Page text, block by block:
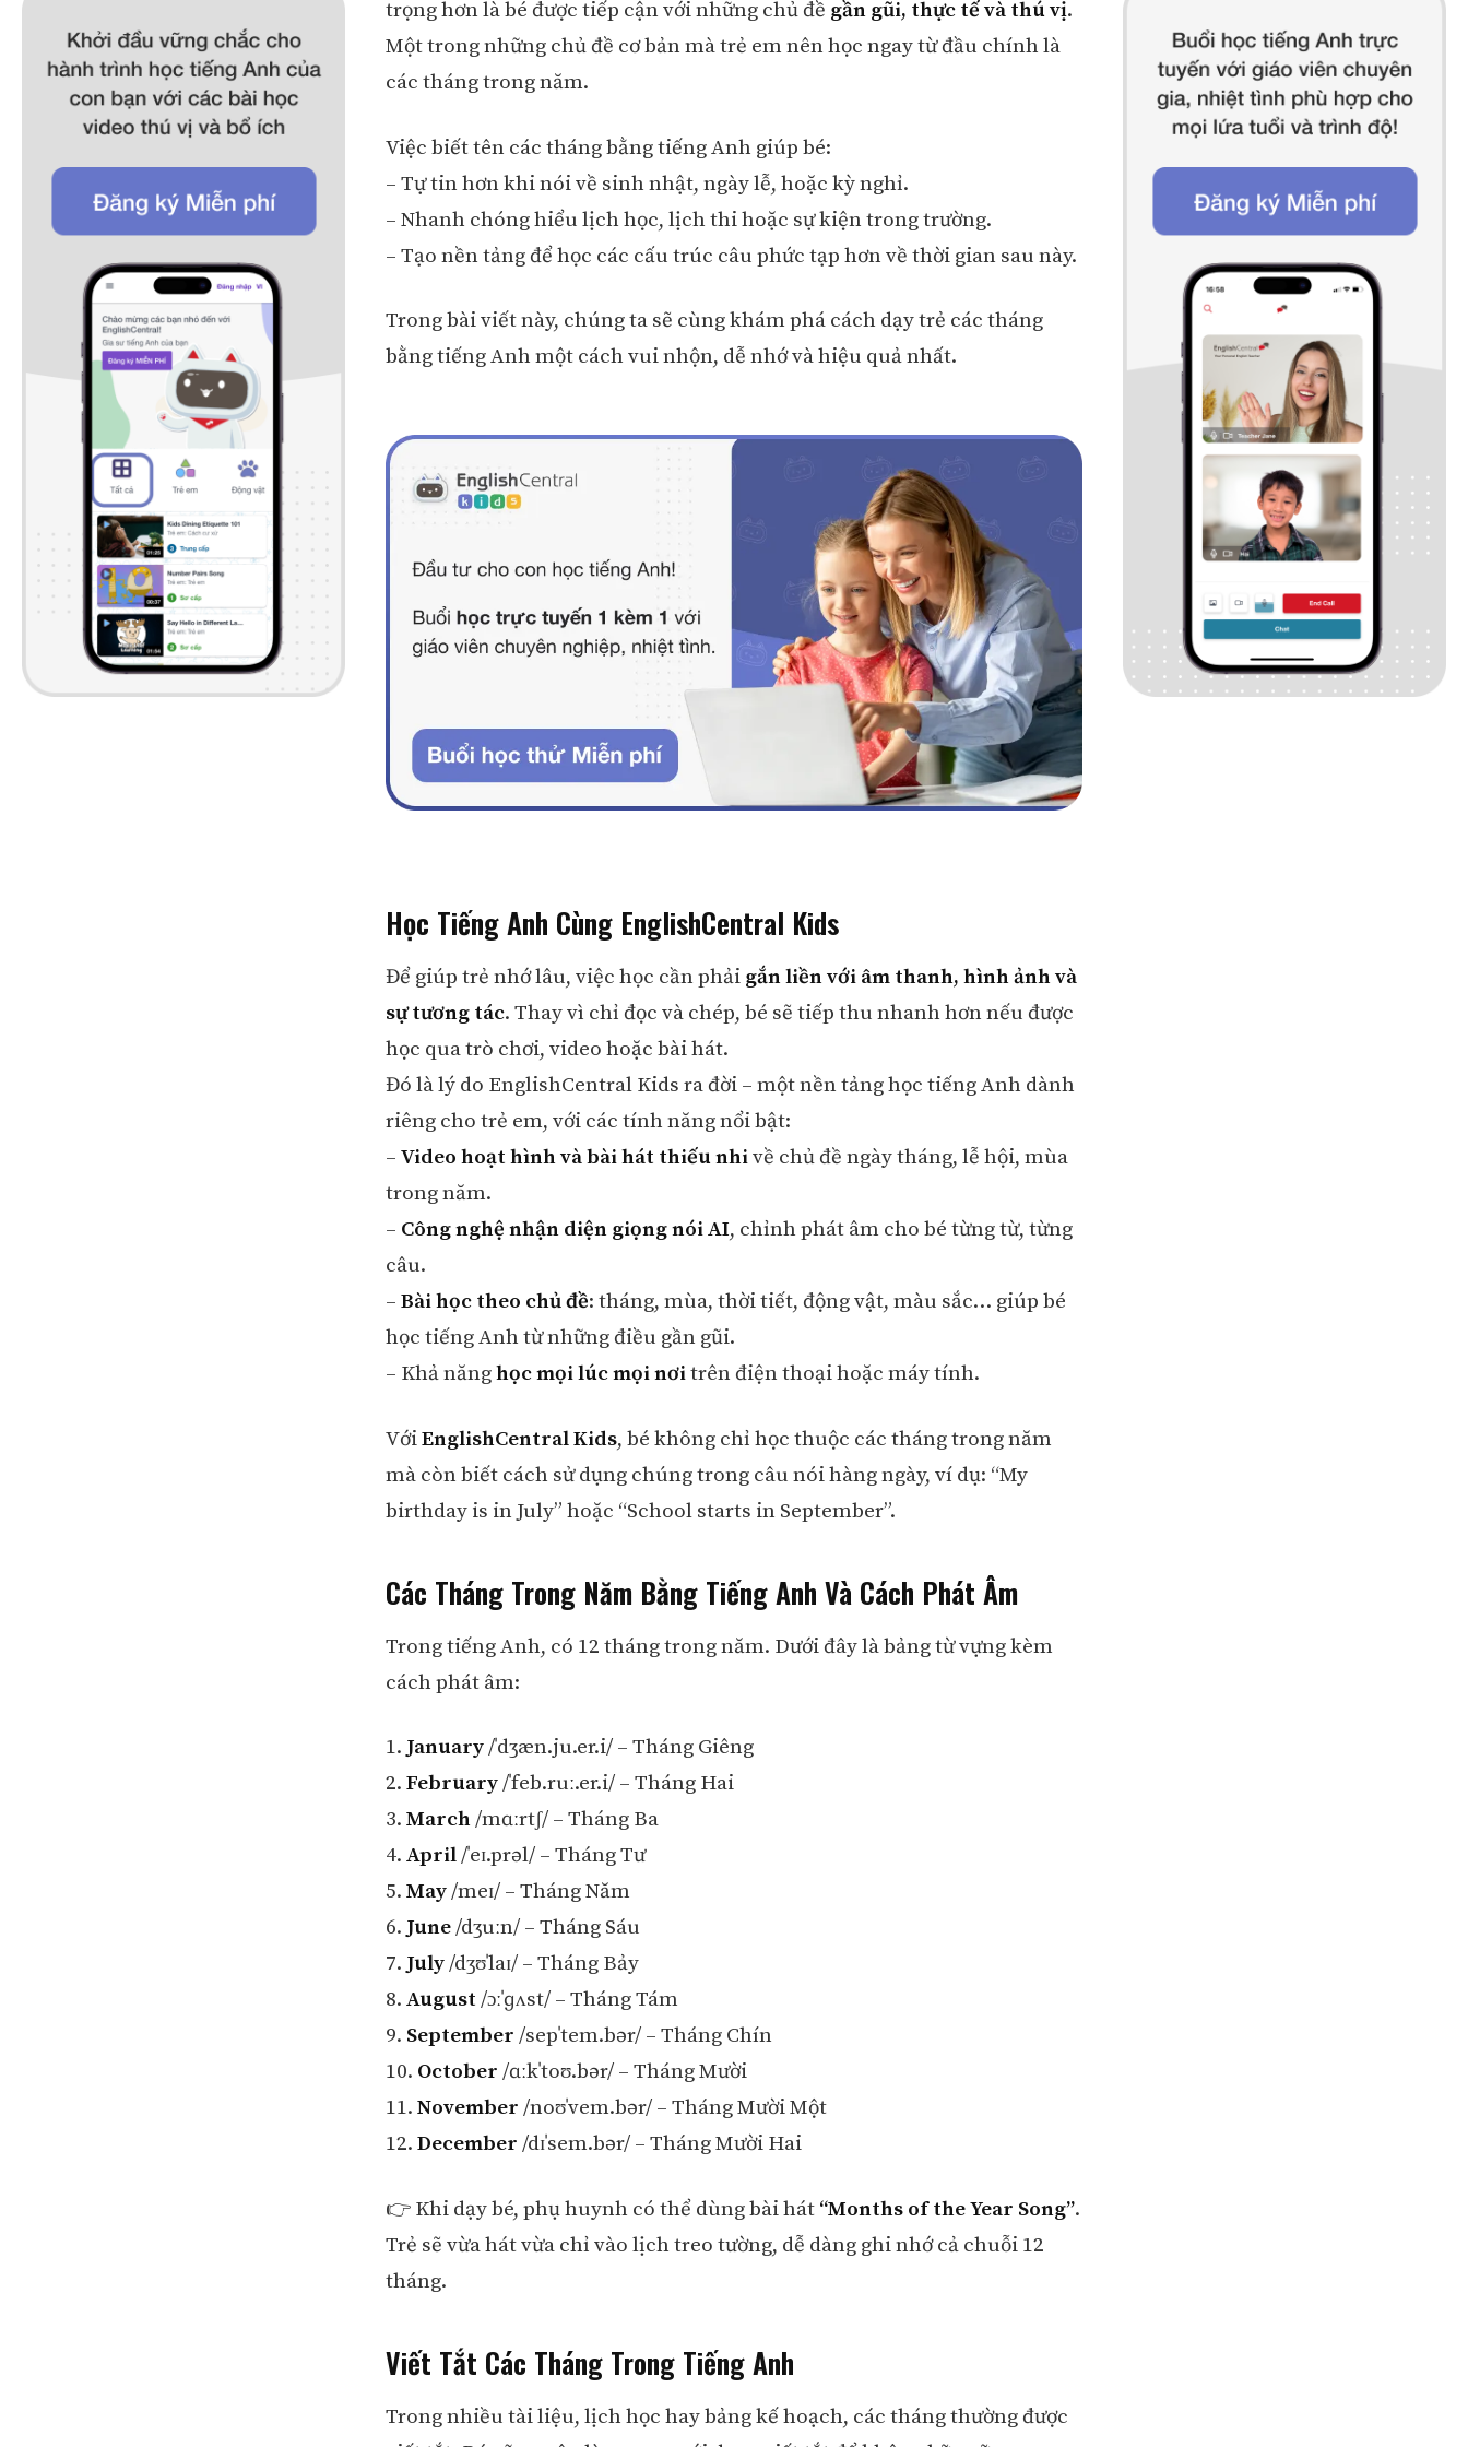
trọng hơn là bé được tiếp cận với những chủ đề gần gũi, thực tế và thú vị.
Một trong những chủ đề cơ bản mà trẻ em nên học ngay từ đầu chính là
các tháng trong năm.
Việc biết tên các tháng bằng tiếng Anh giúp bé:
– Tự tin hơn khi nói về sinh nhật, ngày lễ, hoặc kỳ nghỉ.
– Nhanh chóng hiểu lịch học, lịch thi hoặc sự kiện trong trường.
– Tạo nền tảng để học các cấu trúc câu phức tạp hơn về thời gian sau này.
Trong bài viết này, chúng ta sẽ cùng khám phá cách dạy trẻ các tháng
bằng tiếng Anh một cách vui nhộn, dễ nhớ và hiệu quả nhất.
Học Tiếng Anh Cùng EnglishCentral Kids
Để giúp trẻ nhớ lâu, việc học cần phải gắn liền với âm thanh, hình ảnh và
sự tương tác. Thay vì chỉ đọc và chép, bé sẽ tiếp thu nhanh hơn nếu được
học qua trò chơi, video hoặc bài hát.
Đó là lý do EnglishCentral Kids ra đời – một nền tảng học tiếng Anh dành
riêng cho trẻ em, với các tính năng nổi bật:
– Video hoạt hình và bài hát thiếu nhivề chủ đề ngày tháng, lễ hội, mùa
trong năm.
– Công nghệ nhận diện giọng nói AI, chỉnh phát âm cho bé từng từ, từng
câu.
– Bài học theo chủ đề: tháng, mùa, thời tiết, động vật, màu sắc… giúp bé
học tiếng Anh từ những điều gần gũi.
– Khả nănghọc mọi lúc mọi nơitrên điện thoại hoặc máy tính.
VớiEnglishCentral Kids, bé không chỉ học thuộc các tháng trong năm
mà còn biết cách sử dụng chúng trong câu nói hàng ngày, ví dụ: “My
birthday is in July” hoặc “School starts in September”.
Các Tháng Trong Năm Bằng Tiếng Anh Và Cách Phát Âm
Trong tiếng Anh, có 12 tháng trong năm. Dưới đây là bảng từ vựng kèm
cách phát âm:
1. January/ˈdʒæn.ju.er.i/ – Tháng Giêng
2. February/ˈfeb.ruː.er.i/ – Tháng Hai
3. March/mɑːrtʃ/ – Tháng Ba
4. April/ˈeɪ.prəl/ – Tháng Tư
5. May/meɪ/ – Tháng Năm
6. June/dʒuːn/ – Tháng Sáu
7. July/dʒʊˈlaɪ/ – Tháng Bảy
8. August /ɔːˈɡʌst/ – Tháng Tám
9. September /sepˈtem.bər/ – Tháng Chín
10. October /ɑːkˈtoʊ.bər/ – Tháng Mười
11. November /noʊˈvem.bər/ – Tháng Mười Một
12. December /dɪˈsem.bər/ – Tháng Mười Hai
👉 Khi dạy bé, phụ huynh có thể dùng bài hát “Months of the Year Song”.
Trẻ sẽ vừa hát vừa chỉ vào lịch treo tường, dễ dàng ghi nhớ cả chuỗi 12
tháng.
Viết Tắt Các Tháng Trong Tiếng Anh
Trong nhiều tài liệu, lịch học hay bảng kế hoạch, các tháng thường được